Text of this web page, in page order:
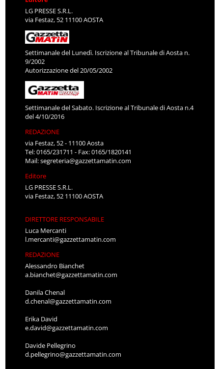
LG PRESSE S.R.L.
via Festaz, 52 11100 AOSTA
Settimanale del Lunedì. Iscrizione al Tribunale di Aosta n.
9/2002
Autorizzazione del 20/05/2002
Settimanale del Sabato. Iscrizione al Tribunale di Aosta n.4
del 4/10/2016
REDAZIONE
via Festaz, 52 - 11100 Aosta
Tel: 0165/231711 - Fax: 0165/1820141
Mail:segreteria@gazzettamatin.com
Editore
LG PRESSE S.R.L.
via Festaz, 52 11100 AOSTA
DIRETTORE RESPONSABILE
Luca Mercanti
l.mercanti@gazzettamatin.com
REDAZIONE
Alessandro Bianchet
a.bianchet@gazzettamatin.com
Danila Chenal
d.chenal@gazzettamatin.com
Erika David
e.david@gazzettamatin.com
Davide Pellegrino
d.pellegrino@gazzettamatin.com